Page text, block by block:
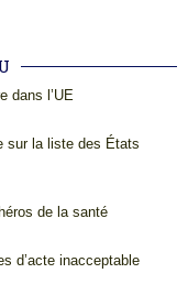
dans l’UE
sur la liste des États
de la santé
d’acte inacceptable